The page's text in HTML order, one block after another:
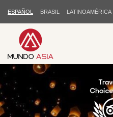
ESPAÑOL BRASIL LATINOAMÉRICA